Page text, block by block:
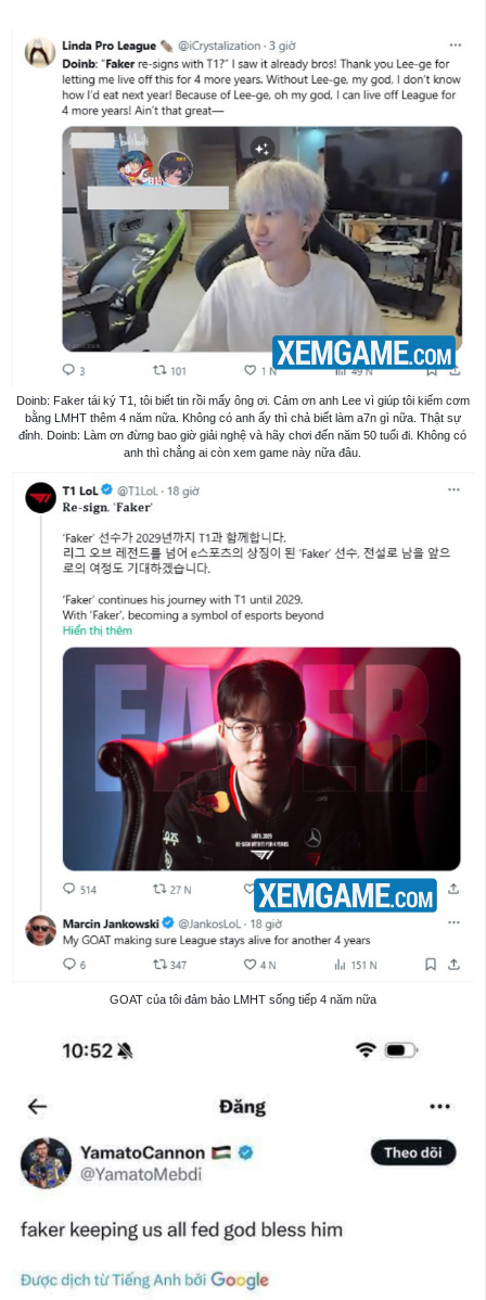
Doinb: Faker tái ký T1, tôi biết tin rồi mấy ông ơi. Cảm ơn anh Lee vì giúp tôi kiếm cơm
bằng LMHT thêm 4 năm nữa. Không có anh ấy thì chả biết làm a7n gì nữa. Thật sự
đỉnh. Doinb: Làm ơn đừng bao giờ giải nghệ và hãy chơi đến năm 50 tuổi đi. Không có
anh thì chẳng ai còn xem game này nữa đâu.
GOAT của tôi đảm bảo LMHT sống tiếp 4 năm nữa